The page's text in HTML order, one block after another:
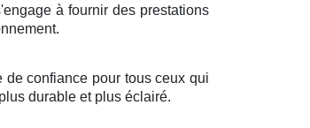
à fournir des prestations
confiance pour tous ceux qui
durable et plus éclairé.